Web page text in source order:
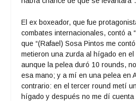
El ex boxeador, que fue
combates internacionales, contó a
que “(Rafael) Sosa Pintos me
metieron una zurda al hígado en el
aunque la pelea duró 10 rounds,
esa mano; y a mí en una pelea en
contrario: en el tercer round metí
hígado y después no me dí